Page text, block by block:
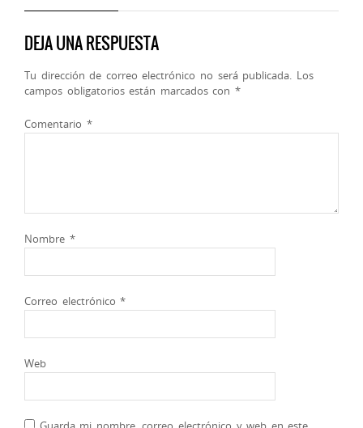
DEJA UNA RESPUESTA
Tu dirección de correo electrónico no será publicada. Los
campos obligatorios están marcados con *
Comentario *
Nombre *
Correo electrónico*
Web